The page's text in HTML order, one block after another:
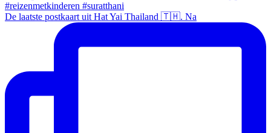
De laatste postkaart uit Hat Yai Thailand 🇹🇭. Na